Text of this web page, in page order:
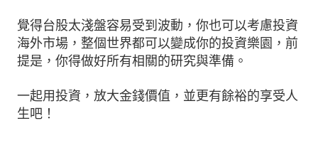
覺得台股太淺盤容易受到波動，你也可以考慮投資
海外市場，整個世界都可以變成你的投資樂園，前
提是，你得做好所有相關的研究與準備。
一起用投資，放大金錢價值，並更有餘裕的享受人
生吧！